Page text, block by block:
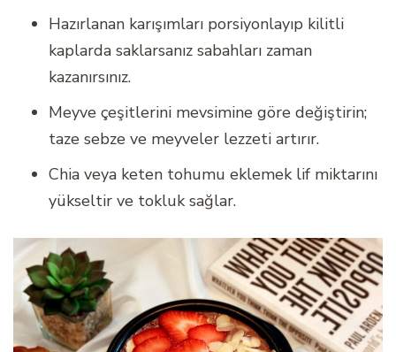
Hazırlanan karışımları porsiyonlayıp kilitli
kaplarda saklarsanız sabahları zaman
kazanırsınız.
Meyve çeşitlerini mevsimine göre değiştirin;
taze sebze ve meyveler lezzeti artırır.
Chia veya keten tohumu eklemek lif miktarını
yükseltir ve tokluk sağlar.